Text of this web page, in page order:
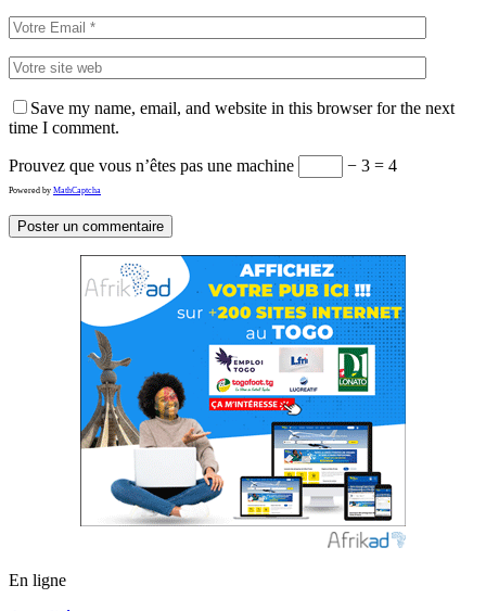
Save my name, email, and website in this browser for the next
time I comment.
Prouvez que vous n’êtes pas une machine − 3 = 4
Powered by MathCaptcha
En ligne